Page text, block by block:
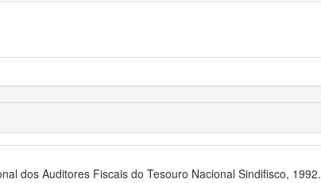
dos Auditores Fiscais do Tesouro Nacional Sindifisco, 1992.